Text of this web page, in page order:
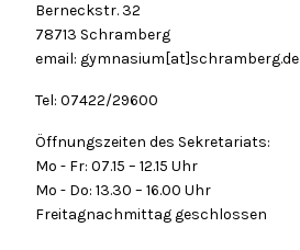
Berneckstr. 32
78713 Schramberg
email: gymnasium[at]schramberg.de
Tel: 07422/29600
Öffnungszeiten des Sekretariats:
Mo - Fr: 07.15 – 12.15 Uhr
Mo - Do: 13.30 – 16.00 Uhr
Freitagnachmittag geschlossen